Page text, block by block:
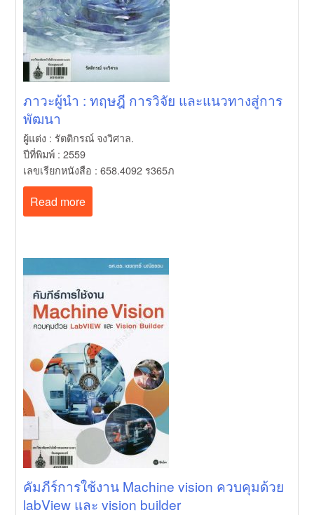
ภาวะผู้นำ : ทฤษฎี การวิจัย และแนวทางสู่การ
พัฒนา
ผู้แต่ง : รัตติกรณ์ จงวิศาล.
ปีที่พิมพ์ : 2559
เลขเรียกหนังสือ : 658.4092 ร365ภ
Read more
คัมภีร์การใช้งาน Machine vision ควบคุมด้วย
labView และ vision builder